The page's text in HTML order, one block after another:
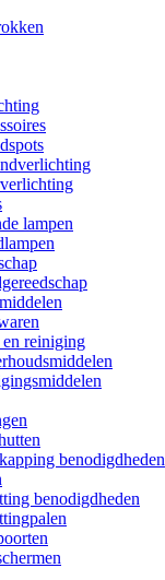
lampen
reiniging
benodigdheden
benodigdheden